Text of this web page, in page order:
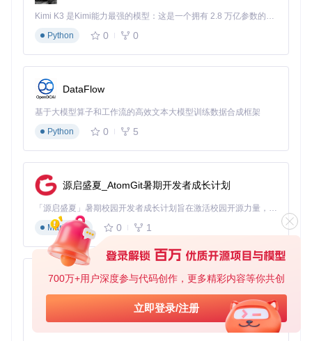
700万+用户深度参与代码创作，更多精彩内容等你共创
立即登录/注册
alias pcs="BaiduPCS-Go"
alias pcsll=
"BaiduPCS-Go ls -l"
下载参数优化
# 设置并发连接数
BaiduPCS-Go config set -max_parallel 8
# 设置下载速度限制（单位：KB/s）
BaiduPCS-Go config set
场景应用：高效文件操作实战
日常文件管理
# 查看当前目录
Kimi K3 是Kimi能力最强的模型：这是一个拥有 2.8 万亿参数的混合专家（MoE）模型，具备原生视觉理解能力，并支持 100 万 token 的上下文窗口。
Python
0 0
DataFlow
基于大模型算子和工作流的高效文本大模型训练数据合成框架
Python
0 5
源启盛夏_AtomGit暑期开发者成长计划
「源启盛夏」暑期校园开发者成长计划旨在激活校园开源力量，通过积分激励、认证扶持、资源倾斜等形式，引导高校组织和开发者完成「入驻 — 建项目 — 做贡献 — 获认证 — 得资源」的完整闭环。无论你是想带领社团入驻平台的组织者，还是希望用代码贡献证明自己的开发者，都能在这里找到属于你的成长路径。
Markdown
0 1
py-xiaozhi
基于Python的Xiaozhi AI，适用于想要完整Xiaozhi体验而无需拥有专用硬件的用户。
Python
0 1